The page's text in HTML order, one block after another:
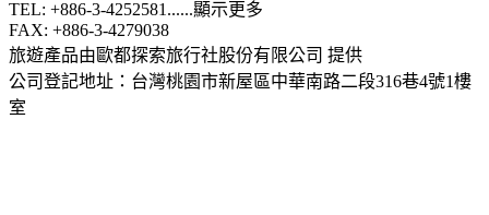
TEL: +886-3-4252581 ......顯示更多
FAX: +886-3-4279038
旅遊產品由歐都探索旅行社股份有限公司 提供
公司登記地址：台灣桃園市新屋區中華南路二段316巷4號1樓
室